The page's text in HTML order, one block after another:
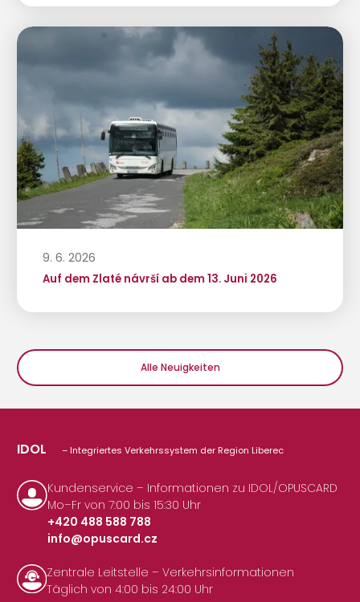
9. 6. 2026
Auf dem Zlaté návrší ab dem 13. Juni 2026
Alle Neuigkeiten
IDOL – Integriertes Verkehrssystem der Region Liberec
Kundenservice – Informationen zu IDOL/OPUSCARD
Mo–Fr von 7:00 bis 15:30 Uhr
+420 488 588 788
|
info@opuscard.cz
Zentrale Leitstelle – Verkehrsinformationen
Täglich von 4:00 bis 24:00 Uhr